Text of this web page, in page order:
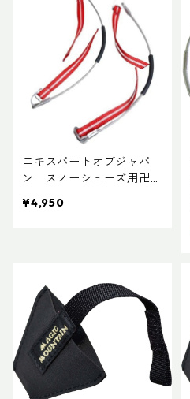
エキスパートオブジャパ
ン スノーシューズ用卍ヒ
N24）
¥4,950